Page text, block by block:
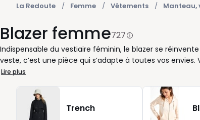
vus
La Redoute Femme Vêtements Manteau,
Blazer femme727
Indispensable du vestiaire féminin, le blazer se
veste, c’est une pièce qui s’adapte à toutes vos
dynamiser un look du week-end ? Nos blazers vous
vos tenues. Porté sur un jean pour un style
sûre et modulable. La diversité des couleurs enrichit
associer sans effort. Pour varier, osez le rose tendre ou
Lire plus
Trench